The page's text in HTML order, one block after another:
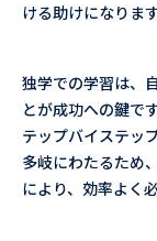
ける助けになります
独学での学習は、
とが成功への鍵で
テップバイステッ
多岐にわたるため
により、効率よく